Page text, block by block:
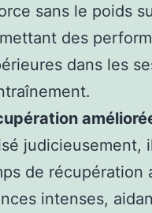
sans le poids
des
dans les
judicieusement,
de récupération
intenses,